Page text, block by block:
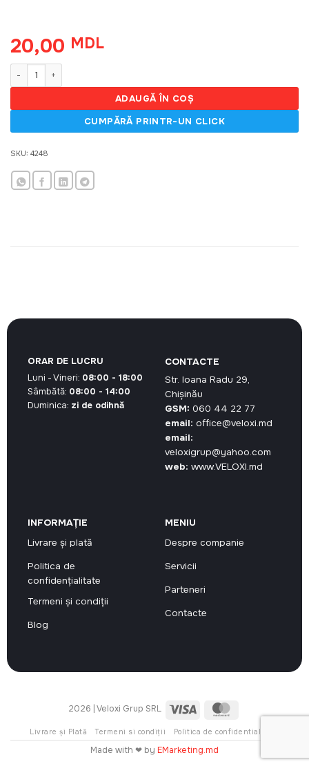
20,00 MDL
Cantitate Bratara burlan fara surub Marley, 75, alb
ADAUGĂ ÎN COȘ
SKU: 4248
CONTACTE
Str. Ioana Radu 29,
Chișinău
GSM: 060 44 22 77
email: office@veloxi.md
email:
veloxigrup@yahoo.com
web: www.VELOXI.md
INFORMAȚIE
Livrare și plată
Politica de
confidențialitate
Termeni și condiții
Blog
MENIU
Despre companie
Servicii
Parteneri
Contacte
ORAR DE LUCRU
Luni - Vineri: 08:00 - 18:00
Sâmbătă: 08:00 - 14:00
Duminica: zi de odihnă
2026 | Veloxi Grup SRL Visa
Livrare și Plată Termeni si condiții Politica de confidentialitate
Made with ❤ by EMarketing.md